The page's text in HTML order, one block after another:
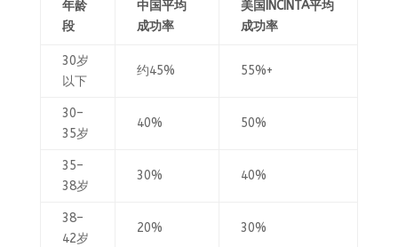
年龄
段
中国平均
成功率
美国INCINTA平均
成功率
30岁
以下
约45% 55%+
30–
35岁
40% 50%
35–
38岁
30% 40%
38–
42岁
20% 30%